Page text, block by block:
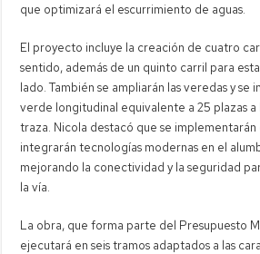
que optimizará el escurrimiento de aguas.
El proyecto incluye la creación de cuatro
sentido, además de un quinto carril para
lado. También se ampliarán las veredas y se
verde longitudinal equivalente a 25 plazas
traza. Nicola destacó que se implementarán
integrarán tecnologías modernas en el
mejorando la conectividad y la seguridad
la vía.
La obra, que forma parte del Presupuesto
ejecutará en seis tramos adaptados a las